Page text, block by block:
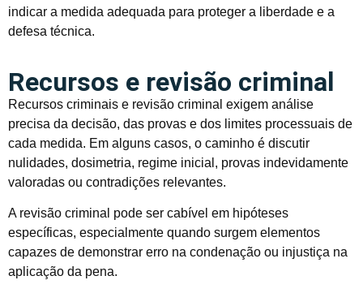
indicar a medida adequada para proteger a liberdade e a
defesa técnica.
Recursos e revisão criminal
Recursos criminais e revisão criminal exigem análise
precisa da decisão, das provas e dos limites processuais de
cada medida. Em alguns casos, o caminho é discutir
nulidades, dosimetria, regime inicial, provas indevidamente
valoradas ou contradições relevantes.
A revisão criminal pode ser cabível em hipóteses
específicas, especialmente quando surgem elementos
capazes de demonstrar erro na condenação ou injustiça na
aplicação da pena.